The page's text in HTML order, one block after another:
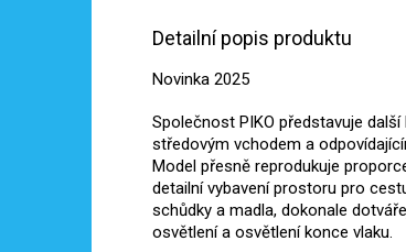
Detailní popis produktu
Novinka 2025
Společnost PIKO představuje
středovým vchodem a
Model přesně reprodukuje
detailní vybavení prostoru pro
schůdky a madla, dokonale
osvětlení a osvětlení konce vlaku.